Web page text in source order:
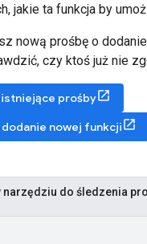
jakie ta funkcja by
nową prośbę o
czy ktoś już nie
prośby
dodanie nowej funkcji
narzędziu do śledzenia